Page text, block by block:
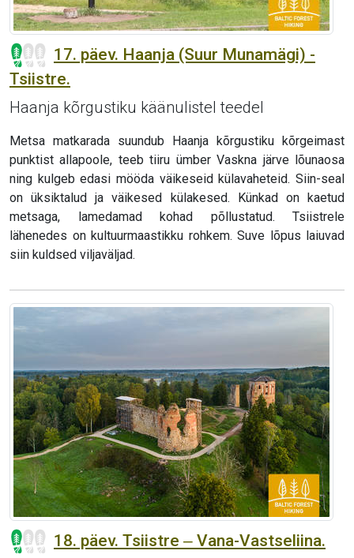
17. päev. Haanja (Suur Munamägi) -
Tsiistre.
Haanja kõrgustiku käänulistel teedel
Metsa matkarada suundub Haanja kõrgustiku kõrgeimast
punktist allapoole, teeb tiiru ümber Vaskna järve lõunaosa
ning kulgeb edasi mööda väikeseid külavaheteid. Siin-seal
on üksiktalud ja väikesed külakesed. Künkad on kaetud
metsaga, lamedamad kohad põllustatud. Tsiistrele
lähenedes on kultuurmaastikku rohkem. Suve lõpus laiuvad
siin kuldsed viljaväljad.
18. päev. Tsiistre ‒ Vana-Vastseliina.